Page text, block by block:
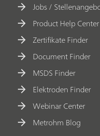
Jobs /
Product Help Center
Zertifikate Finder
Document Finder
MSDS Finder
Elektroden Finder
Webinar Center
Metrohm Blog